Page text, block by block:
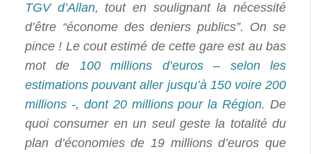
TGV d’Allan, tout en soulignant la nécessité
d’être “économe des deniers publics”. On se
pince ! Le cout estimé de cette gare est au bas
mot de 100 millions d’euros – selon les
estimations pouvant aller jusqu’à 150 voire 200
millions -, dont 20 millions pour la Région. De
quoi consumer en un seul geste la totalité du
plan d’économies de 19 millions d’euros que